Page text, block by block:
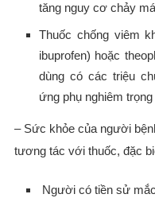
tăng nguy cơ chảy
Thuốc chống viêm
ibuprofen) hoặc
dùng có các triệu
ứng phụ nghiêm
– Sức khỏe của người
tương tác với thuốc, đặc
Người có tiền sử